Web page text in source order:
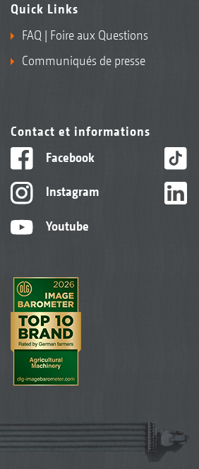
Quick Links
FAQ | Foire aux Questions
Communiqués de presse
Contact et informations
Facebook
Instagram
Youtube